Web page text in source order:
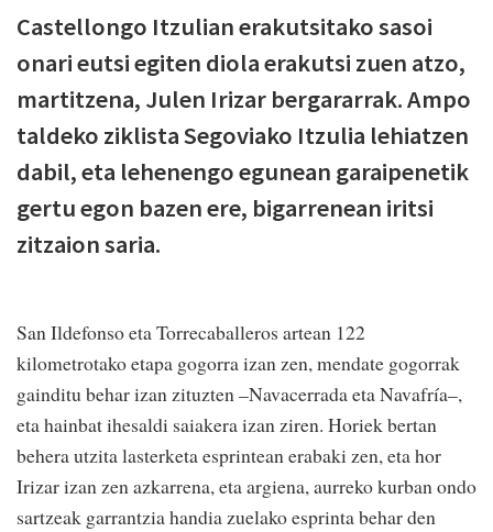
Castellongo Itzulian erakutsitako sasoi
onari eutsi egiten diola erakutsi zuen atzo,
martitzena, Julen Irizar bergararrak. Ampo
taldeko ziklista Segoviako Itzulia lehiatzen
dabil, eta lehenengo egunean garaipenetik
gertu egon bazen ere, bigarrenean iritsi
zitzaion saria.
San Ildefonso eta Torrecaballeros artean 122
kilometrotako etapa gogorra izan zen, mendate gogorrak
gainditu behar izan zituzten –Navacerrada eta Navafría–,
eta hainbat ihesaldi saiakera izan ziren. Horiek bertan
behera utzita lasterketa esprintean erabaki zen, eta hor
Irizar izan zen azkarrena, eta argiena, aurreko kurban ondo
sartzeak garrantzia handia zuelako esprinta behar den